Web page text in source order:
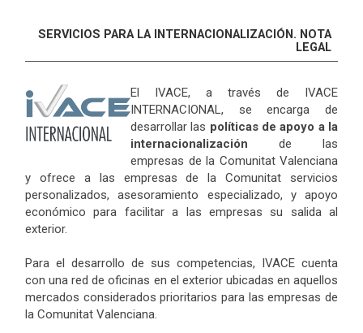
SERVICIOS PARA LA INTERNACIONALIZACIÓN. NOTA
LEGAL
El IVACE, a través de IVACE
INTERNACIONAL, se encarga de
desarrollar las políticas de apoyo a la
internacionalización de las
empresas de la Comunitat Valenciana
y ofrece a las empresas de la Comunitat servicios
personalizados, asesoramiento especializado, y apoyo
económico para facilitar a las empresas su salida al
exterior.
Para el desarrollo de sus competencias, IVACE cuenta
con una red de oficinas en el exterior ubicadas en aquellos
mercados considerados prioritarios para las empresas de
la Comunitat Valenciana.